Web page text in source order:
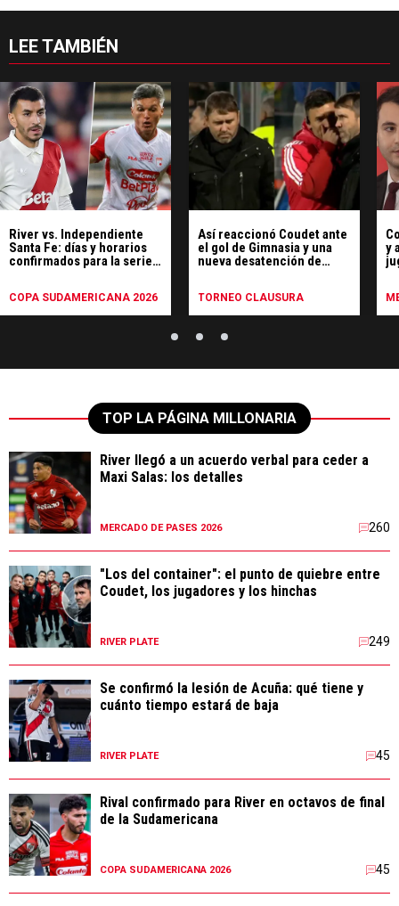
LEE TAMBIÉN
River vs. Independiente
Santa Fe: días y horarios
confirmados para la serie
COPA SUDAMERICANA 2026
Así reaccionó Coudet ante
el gol de Gimnasia y una
nueva desatención de
TORNEO CLAUSURA
y
TOP LA PÁGINA MILLONARIA
River llegó a un acuerdo verbal para ceder a
Maxi Salas: los detalles
MERCADO DE PASES 2026 260
"Los del container": el punto de quiebre entre
Coudet, los jugadores y los hinchas
RIVER PLATE 249
Se confirmó la lesión de Acuña: qué tiene y
cuánto tiempo estará de baja
RIVER PLATE 45
Rival confirmado para River en octavos de final
de la Sudamericana
COPA SUDAMERICANA 2026 45